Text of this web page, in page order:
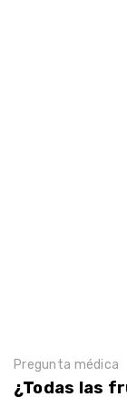
Pregunta médica
¿Todas las